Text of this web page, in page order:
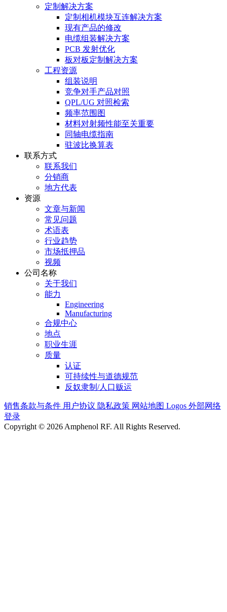
定制解决方案
定制相机模块互连解决方案
现有产品的修改
电缆组装解决方案
PCB 发射优化
板对板定制解决方案
工程资源
组装说明
竞争对手产品对照
QPL/UG 对照检索
频率范围图
材料对射频性能至关重要
同轴电缆指南
驻波比换算表
联系方式
联系我们
分销商
地方代表
资源
文章与新闻
常见问题
术语表
行业趋势
市场抵押品
视频
公司名称
关于我们
能力
Engineering
Manufacturing
合规中心
地点
职业生涯
质量
认证
可持续性与道德规范
反奴隶制/人口贩运
销售条款与条件 用户协议 隐私政策 网站地图 Logos 外部网络
登录
Copyright © 2026 Amphenol RF. All Rights Reserved.